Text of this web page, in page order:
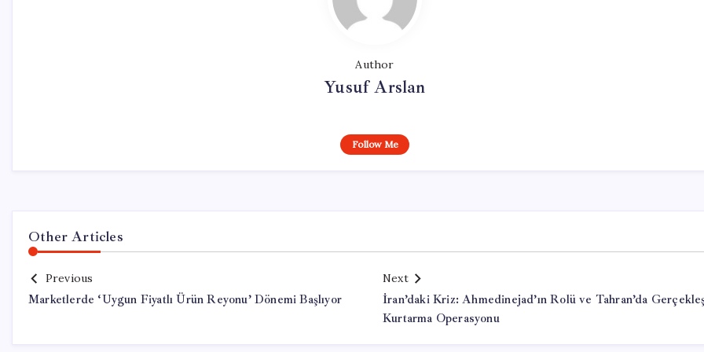
Author
Yusuf Arslan
Follow Me
Other Articles
Previous
Marketlerde ‘Uygun Fiyatlı Ürün Reyonu’ Dönemi Başlıyor
Next
İran’daki Kriz: Ahmedinejad’ın Rolü ve Tahran’da
Kurtarma Operasyonu